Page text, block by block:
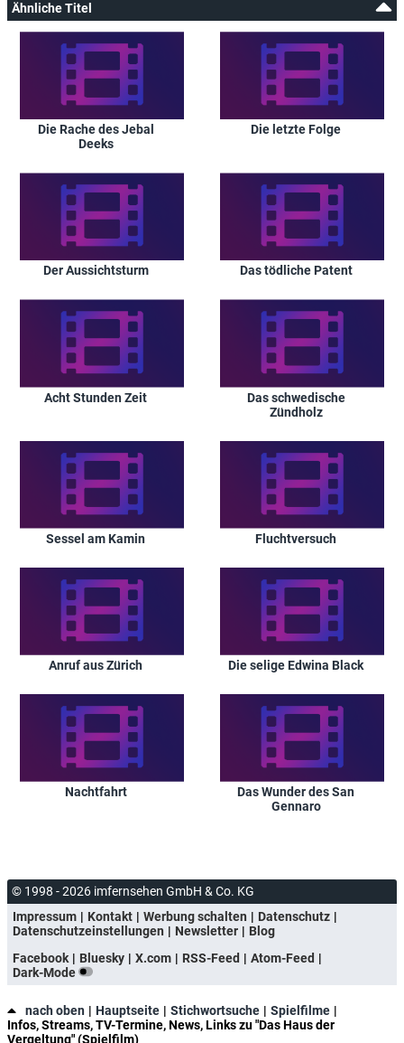
Ähnliche Titel
Die Rache des Jebal
Deeks
Die letzte Folge
Der Aussichtsturm Das tödliche Patent
Acht Stunden Zeit
Das schwedische
Zündholz
Sessel am Kamin Fluchtversuch
Anruf aus Zürich Die selige Edwina Black
Nachtfahrt
Das Wunder des San
Gennaro
© 1998 - 2026 imfernsehen GmbH & Co. KG
Impressum
Kontakt Werbung schalten
Datenschutz
Datenschutzeinstellungen
Newsletter
Blog
Facebook
Bluesky X.com RSS-Feed
Atom-Feed
Dark-Mode
nach oben Hauptseite Stichwortsuche
Spielfilme
Infos, Streams, TV-Termine, News, Links zu "Das Haus der
Vergeltung" (Spielfilm)